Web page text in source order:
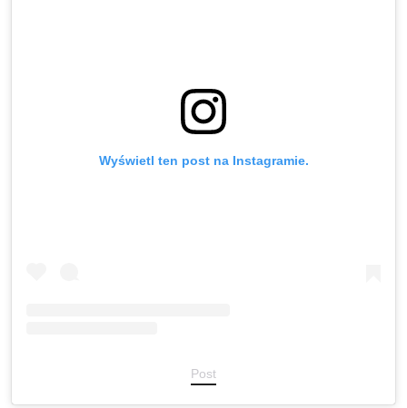
Wyświetl ten post na Instagramie.
Post